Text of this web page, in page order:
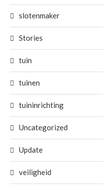
slotenmaker
Stories
tuin
tuinen
tuininrichting
Uncategorized
Update
veiligheid